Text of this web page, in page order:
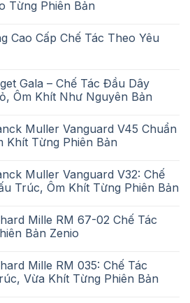
Từng Phiên Bản
Cao Cấp Chế Tác Theo Yêu
Gala – Chế Tác Đầu Dây
Ôm Khít Như Nguyên Bản
Muller Vanguard V45 Chuẩn
Khít Từng Phiên Bản
Muller Vanguard V32: Chế
Trúc, Ôm Khít Từng Phiên Bản
Mille RM 67-02 Chế Tác
Bản Zenio
Mille RM 035: Chế Tác
Vừa Khít Từng Phiên Bản